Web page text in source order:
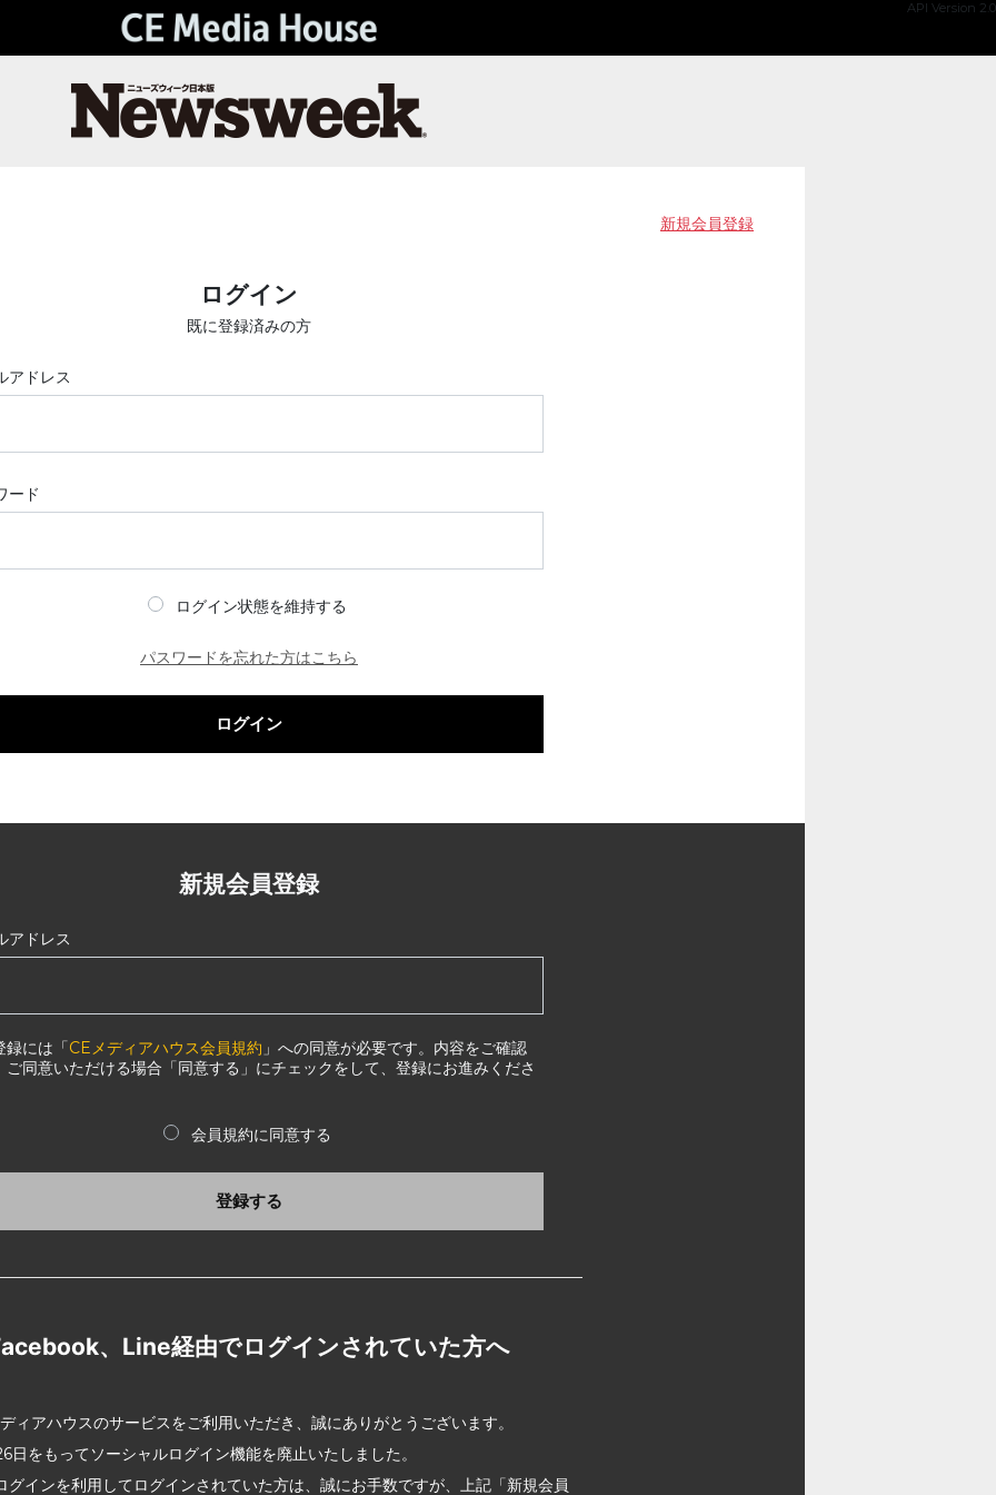
API Version 2.0
新規会員登録
ログイン
既に登録済みの方
アドレス
ード
ログイン状態を維持する
パスワードを忘れた方はこちら
ログイン
新規会員登録
アドレス
録には「CEメディアハウス会員規約 」への同意が必要です。内容をご確認
ご同意いただける場合「同意する」にチェックをして、登録にお進みくださ
会員規約に同意する
登録する
、Line経由でログインされていた方へ
ィアハウスのサービスをご利用いただき、誠にありがとうございます。
日をもってソーシャルログイン機能を廃止いたしました。
グインを利用してログインされていた方は、誠にお手数ですが、上記「新規会員